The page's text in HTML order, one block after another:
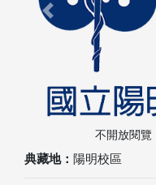
典藏地： 陽明校區
Previous
不開放閱覽